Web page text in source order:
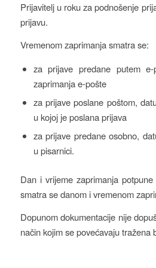
Prijavitelj u roku za podnošenje
prijavu.
Vremenom zaprimanja smatra se:
za prijave predane putem
zaprimanja e-pošte
za prijave poslane poštom,
u kojoj je poslana prijava
za prijave predane osobno,
u pisarnici.
Dan i vrijeme zaprimanja
smatra se danom i vremenom
Dopunom dokumentacije nije
način kojim se povećavaju tražena